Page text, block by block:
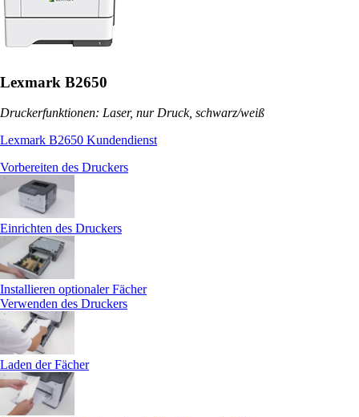
Lexmark B2650
Druckerfunktionen: Laser, nur Druck, schwarz/weiß
Lexmark B2650 Kundendienst
Vorbereiten des Druckers
Einrichten des Druckers
Installieren optionaler Fächer
Verwenden des Druckers
Laden der Fächer